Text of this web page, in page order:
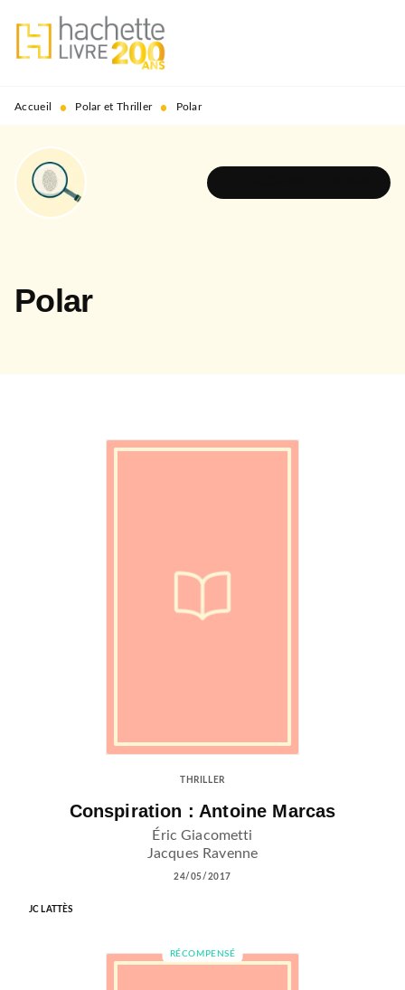
MENU RECHERCHE
PIED DE PAGE
Accueil • Polar et Thriller • Polar
Polar
THRILLER
Conspiration : Antoine Marcas
Éric Giacometti
Jacques Ravenne
24/05/2017
JC LATTÈS
RÉCOMPENSÉ